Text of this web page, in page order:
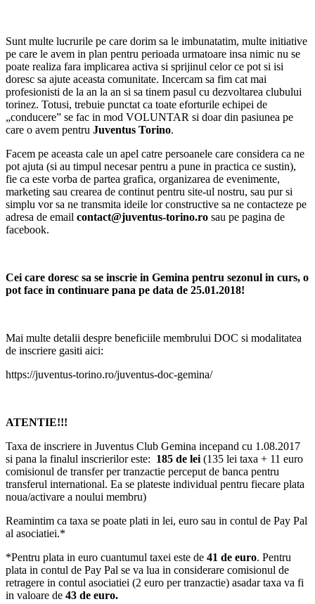
Sunt multe lucrurile pe care dorim sa le imbunatatim, multe initiative
pe care le avem in plan pentru perioada urmatoare insa nimic nu se
poate realiza fara implicarea activa si sprijinul celor ce pot si isi
doresc sa ajute aceasta comunitate. Incercam sa fim cat mai
profesionisti de la an la an si sa tinem pasul cu dezvoltarea clubului
torinez. Totusi, trebuie punctat ca toate eforturile echipei de
„conducere” se fac in mod VOLUNTAR si doar din pasiunea pe
care o avem pentru Juventus Torino.
Facem pe aceasta cale un apel catre persoanele care considera ca ne
pot ajuta (si au timpul necesar pentru a pune in practica ce sustin),
fie ca este vorba de partea grafica, organizarea de evenimente,
marketing sau crearea de continut pentru site-ul nostru, sau pur si
simplu vor sa ne transmita ideile lor constructive sa ne contacteze pe
adresa de email contact@juventus-torino.ro sau pe pagina de
facebook.
Cei care doresc sa se inscrie in Gemina pentru sezonul in curs, o
pot face in continuare pana pe data de 25.01.2018!
Mai multe detalii despre beneficiile membrului DOC si modalitatea
de inscriere gasiti aici:
https://juventus-torino.ro/juventus-doc-gemina/
ATENTIE!!!
Taxa de inscriere in Juventus Club Gemina incepand cu 1.08.2017
si pana la finalul inscrierilor este: 185 de lei (135 lei taxa + 11 euro
comisionul de transfer per tranzactie perceput de banca pentru
transferul international. Ea se plateste individual pentru fiecare plata
noua/activare a noului membru)
Reamintim ca taxa se poate plati in lei, euro sau in contul de Pay Pal
al asociatiei.*
*Pentru plata in euro cuantumul taxei este de 41 de euro. Pentru
plata in contul de Pay Pal se va lua in considerare comisionul de
retragere in contul asociatiei (2 euro per tranzactie) asadar taxa va fi
in valoare de 43 de euro.